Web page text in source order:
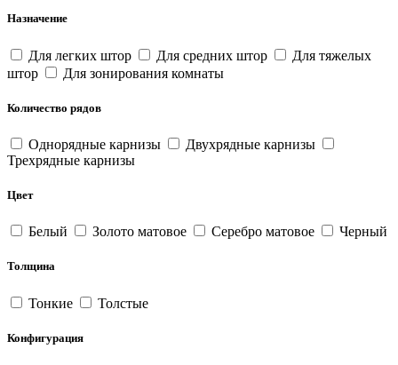
Назначение
Для легких штор Для средних штор
Для тяжелых
штор
Для зонирования комнаты
Количество рядов
Однорядные карнизы
Двухрядные карнизы
Трехрядные карнизы
Цвет
Белый Золото матовое Серебро матовое Черный
Толщина
Тонкие Толстые
Конфигурация